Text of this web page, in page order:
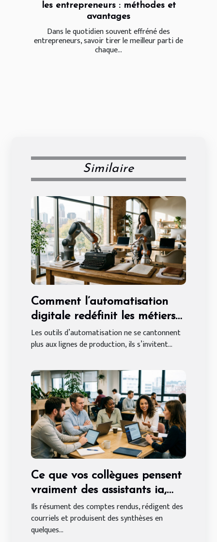
les entrepreneurs : méthodes et
avantages
Dans le quotidien souvent effréné des
entrepreneurs, savoir tirer le meilleur parti de
chaque...
Similaire
Comment l’automatisation
digitale redéfinit les métiers
traditionnels en entreprise
Les outils d’automatisation ne se cantonnent
plus aux lignes de production, ils s’invitent...
Ce que vos collègues pensent
vraiment des assistants ia,
entre fascination et défiance
Ils résument des comptes rendus, rédigent des
courriels et produisent des synthèses en
quelques...